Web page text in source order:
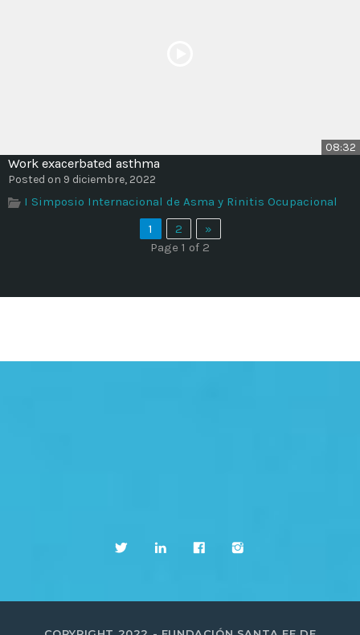
08:32
Work exacerbated asthma
Posted on 9 diciembre, 2022
I Simposio Internacional de Asma y Rinitis Ocupacional
1
2
»
Page 1 of 2